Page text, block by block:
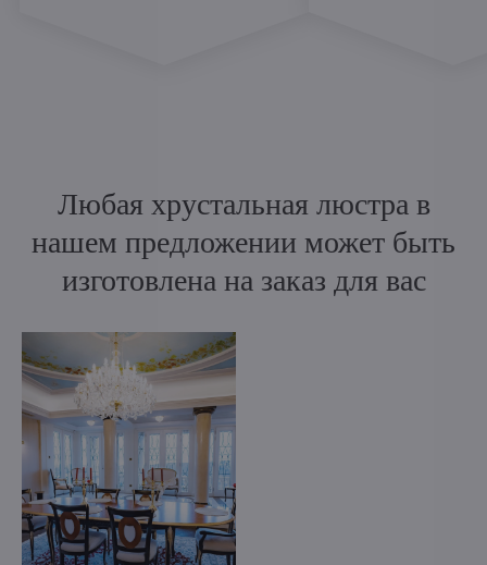
Любая хрустальная люстра в
нашем предложении может быть
изготовлена на заказ для вас